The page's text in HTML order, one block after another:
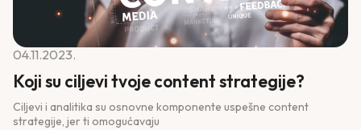
04.11.2023.
Koji su ciljevi tvoje content strategije?
Ciljevi i analitika su osnovne komponente uspešne content
strategije, jer ti omogućavaju